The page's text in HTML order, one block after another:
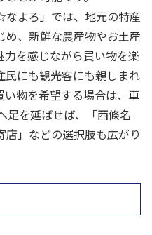
よろ」では、地元の特産
め、新鮮な農産物やお土産
を感じながら買い物を楽
民にも観光客にも親しまれ
物を希望する場合は、車
足を延ばせば、「西條名
」などの選択肢も広がり